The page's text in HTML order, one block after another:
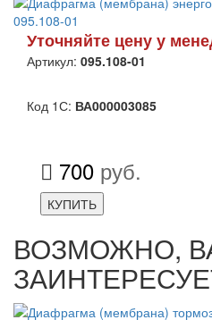
Уточняйте цену у
Артикул: 095.108-01
Код 1С: ВА000003085
700 руб.
КУПИТЬ
ВОЗМОЖНО,